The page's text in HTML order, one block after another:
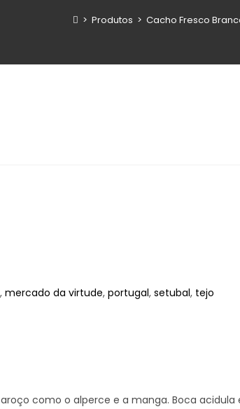
> Produtos > Cacho Fresco
, mercado da virtude, portugal, setubal, tejo
como o alperce e a manga. Boca acidula